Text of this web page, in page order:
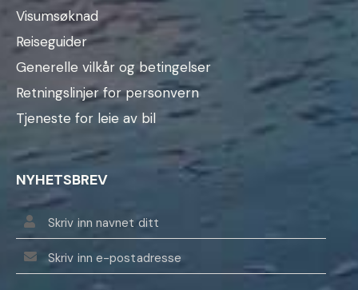
Visumsøknad
Reiseguider
Generelle vilkår og betingelser
Retningslinjer for personvern
Tjeneste for leie av bil
NYHETSBREV